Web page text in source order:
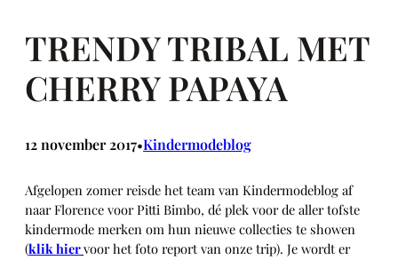
TRENDY TRIBAL MET
CHERRY PAPAYA
12 november 2017•Kindermodeblog
Afgelopen zomer reisde het team van Kindermodeblog af
naar Florence voor Pitti Bimbo, dé plek voor de aller tofste
kindermode merken om hun nieuwe collecties te showen
(klik hiervoor het foto report van onze trip). Je wordt er